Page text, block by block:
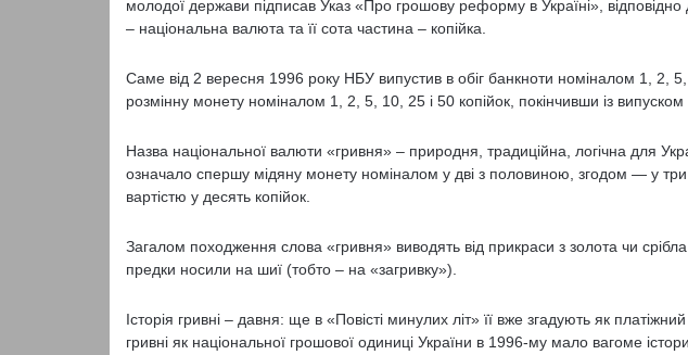
молодої держави підписав Указ «Про грошову реформу в Україні», відповідно
– національна валюта та її сота частина – копійка.
Саме від 2 вересня 1996 року НБУ випустив в обіг банкноти номіналом 1, 2, 5,
розмінну монету номіналом 1, 2, 5, 10, 25 і 50 копійок, покінчивши із випуском
Назва національної валюти «гривня» – природня, традиційна, логічна для
означало спершу мідяну монету номіналом у дві з половиною, згодом — у три
вартістю у десять копійок.
Загалом походження слова «гривня» виводять від прикраси з золота чи
предки носили на шиї (тобто – на «загривку»).
Історія гривні – давня: ще в «Повісті минулих літ» її вже згадують як
гривні як національної грошової одиниці України в 1996-му мало вагоме